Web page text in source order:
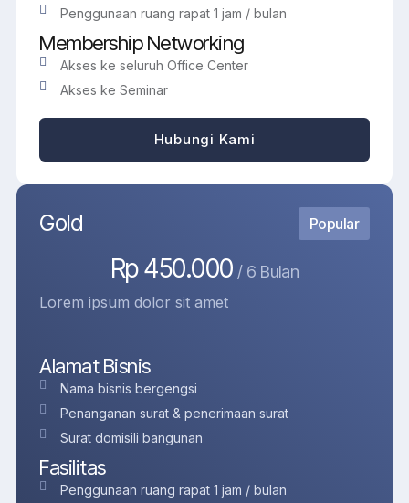
Penggunaan ruang rapat 1 jam / bulan
Membership Networking
Akses ke seluruh Office Center
Akses ke Seminar
Hubungi Kami
Gold Popular
Rp 450.000 / 6 Bulan
Lorem ipsum dolor sit amet
Alamat Bisnis
Nama bisnis bergengsi
Penanganan surat & penerimaan surat
Surat domisili bangunan
Fasilitas
Penggunaan ruang rapat 1 jam / bulan